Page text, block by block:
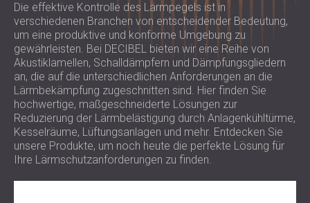
SCHALLDÄMMUNG
SCHALLSCHUTZ FÜR DIE WAND
SCHALLSCHUTZ FÜR DECKEN
SCHALLSCHUTZ FÜR BÖDEN
SCHALLSCHUTZ TÜREN
AKUSTIKPLATTEN
ÖKOLOGISCHE PET-FILZ AKUSTIK
PANEELE UND TRENNWÄNDE
AKUSTIKPLATTEN AUS PERFORIERTEM
HOLZ
AKUSTISCHE STOFFPANEELE UND
BAFFEL
LÄRMSCHUTZ
SCHALLSCHUTZ EINHAUSUNGEN,
KABINEN UND BARRIEREN
LOUVERS UND SCHALLDÄMPFER
ANTIVIBRATIONSHALTERUNGEN, PADS
UND AUFHÄNGER
GERÄTE
SCHALLPEGELMESSER
SOUND MASKING SYSTEM, DOSEMETERS
AND SAFETY KITS
ÜBER UNS
Die effektive Kontrolle des Lärmpegels ist in
verschiedenen Branchen von entscheidender Bedeutung,
um eine produktive und konforme Umgebung zu
gewährleisten. Bei DECIBEL bieten wir eine Reihe von
Akustiklamellen, Schalldämpfern und Dämpfungsgliedern
an, die auf die unterschiedlichen Anforderungen an die
Lärmbekämpfung zugeschnitten sind. Hier finden Sie
hochwertige, maßgeschneiderte Lösungen zur
Reduzierung der Lärmbelästigung durch Anlagenkühltürme,
Kesselräume, Lüftungsanlagen und mehr. Entdecken Sie
unsere Produkte, um noch heute die perfekte Lösung für
Ihre Lärmschutzanforderungen zu finden.